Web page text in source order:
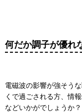
何だか調子が優れ
電磁波の影響が強そう
くで過ごされる方、情
などいかがでしょうか？